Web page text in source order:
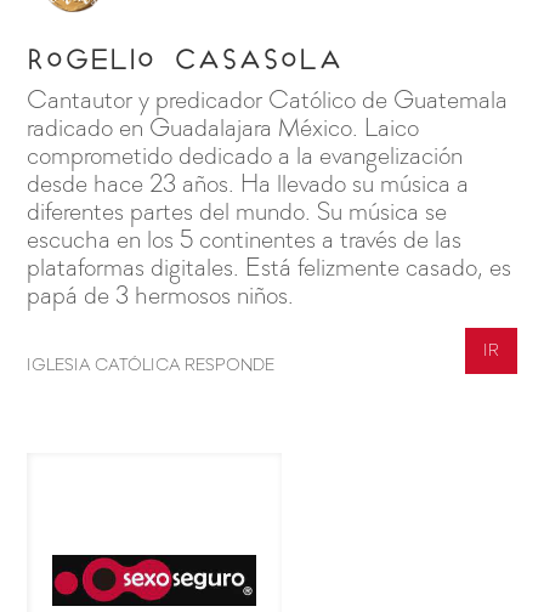
Rogelio Casasola
Cantautor y predicador Católico de Guatemala
radicado en Guadalajara México. Laico
comprometido dedicado a la evangelización
desde hace 23 años. Ha llevado su música a
diferentes partes del mundo. Su música se
escucha en los 5 continentes a través de las
plataformas digitales. Está felizmente casado, es
papá de 3 hermosos niños.
IGLESIA CATÓLICA RESPONDE
IR